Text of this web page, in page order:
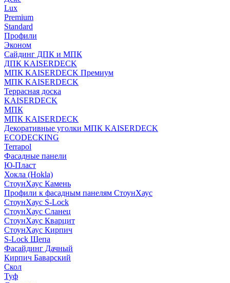
Lux
Premium
Standard
Профили
Эконом
Сайдинг ДПК и МПК
ДПК KAISERDECK
МПК KAISERDECK Премиум
МПК KAISERDECK
Террасная доска
KAISERDECK
МПК
МПК KAISERDECK
Декоративные уголки МПК KAISERDECK
ECODECKING
Terrapol
Фасадные панели
Ю-Пласт
Хокла (Hokla)
СтоунХаус Камень
Профили к фасадным панелям СтоунХаус
СтоунХаус S-Lock
СтоунХаус Сланец
СтоунХаус Кварцит
СтоунХаус Кирпич
S-Lock Щепа
Фасайдинг Дачный
Кирпич Баварский
Скол
Туф